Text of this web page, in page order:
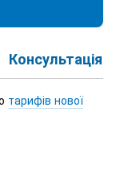
Консультація
тарифів нової